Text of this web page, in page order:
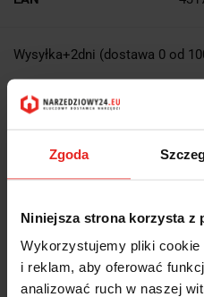
Zgoda
Niniejsza strona korzysta z
Wykorzystujemy pliki
i reklam, aby oferować
analizować ruch w naszej
Wysyłka+2dni (dostawa 0 od
OPINIE I